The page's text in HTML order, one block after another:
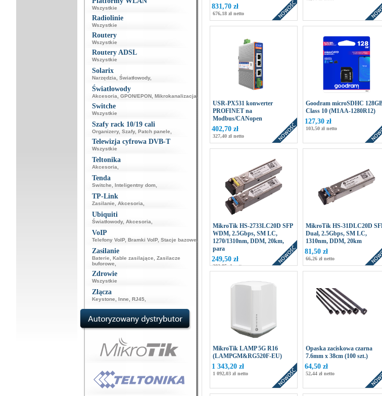
Wszystkie
Radiolinie
Wszystkie
Routery
Wszystkie
Routery ADSL
Wszystkie
Solarix
Narzędzia Światłowody,
Światłowody
Akcesoria GPON/EPON, Mikrokanalizacja
Switche
Wszystkie
Szafy rack 10/19 cali
Organizery, Szafy, Patch panele
Telewizja cyfrowa DVB-T
Wszystkie
Teltonika
Akcesoria
Tenda
Switche Inteligentny dom,
TP-Link
Zasilanie Akcesoria
Ubiquiti
Światłowody, Akcesoria
VoIP
Telefony VoIP, Bramki VoIP, Stacje bazowe
Zasilanie
Baterie Kable zasilające
Zasilacze
buforowe
Zdrowie
Wszystkie
Złącza
Keystone Inne RJ45,
831,70 zł
676,18 zł netto
USR-PX531 konwerter
PROFINET na
Modbus/CANopen
402,70 zł
327,40 zł netto
Goodram microSDHC
Class 10 (M1AA-1280R12)
127,30 zł
103,50 zł netto
MikroTik HS-2733LC20D SFP
WDM, 2.5Gbps, SM LC,
1270/1310nm, DDM, 20km,
para
249,50 zł
202,85 zł netto
MikroTik HS-31DLC20D
Dual, 2.5Gbps, SM LC,
1310nm, DDM, 20km
81,50 zł
66,26 zł netto
MikroTik LAMP 5G R16
(LAMPGM&RG520F-EU)
1 343,20 zł
1 092,03 zł netto
Opaska zaciskowa czarna
7.6mm x 38cm (100 szt.)
64,50 zł
52,44 zł netto